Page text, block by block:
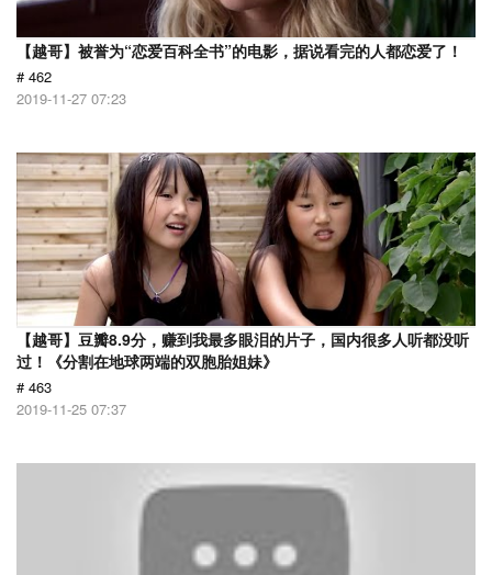
【越哥】被誉为“恋爱百科全书”的电影，据说看完的人都恋爱了！
# 462
2019-11-27 07:23
【越哥】豆瓣8.9分，赚到我最多眼泪的片子，国内很多人听都没听
过！《分割在地球两端的双胞胎姐妹》
# 463
2019-11-25 07:37